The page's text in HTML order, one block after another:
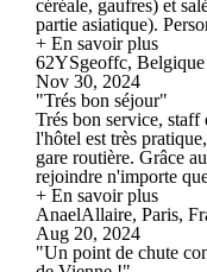
céréale, gaufres) et
partie asiatique).
+ En savoir plus
62YSgeoffc, Belgique
Nov 30, 2024
"Trés bon séjour"
Trés bon service,
l'hôtel est très
gare routière. Grâce
rejoindre n'importe
+ En savoir plus
AnaelAllaire, Paris,
Aug 20, 2024
"Un point de chute